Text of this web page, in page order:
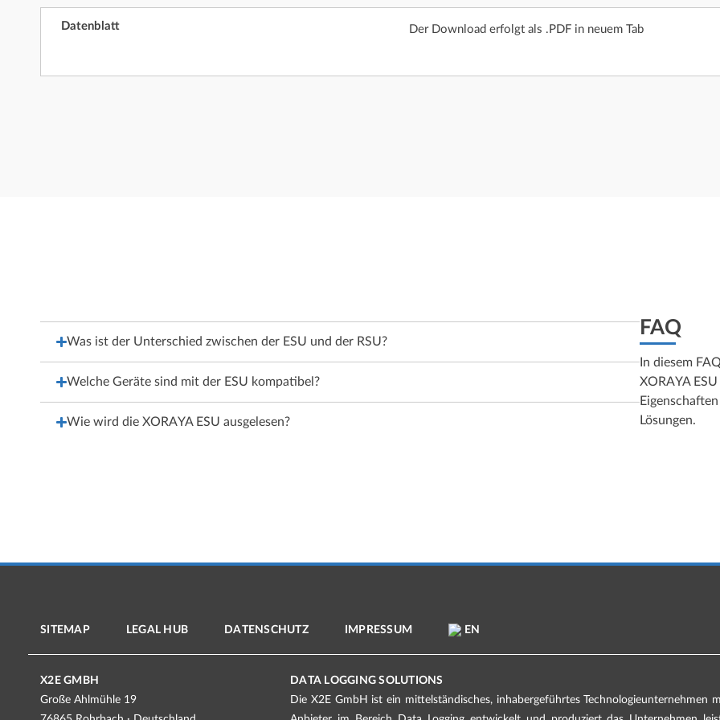
Datenblatt Der Download erfolgt als .PDF in neuem Tab
FAQ
In diesem
XORAYA
Lösungen.
Was ist der Unterschied zwischen der ESU und der RSU?
Welche Geräte sind mit der ESU kompatibel?
Wie wird die XORAYA ESU ausgelesen?
SITEMAP LEGAL HUB DATENSCHUTZ IMPRESSUM EN
X2E GMBH
Große Ahlmühle 19
DATA LOGGING SOLUTIONS
Die X2E GmbH ist ein mittelständisches, inhabergeführtes Technologieunternehmen